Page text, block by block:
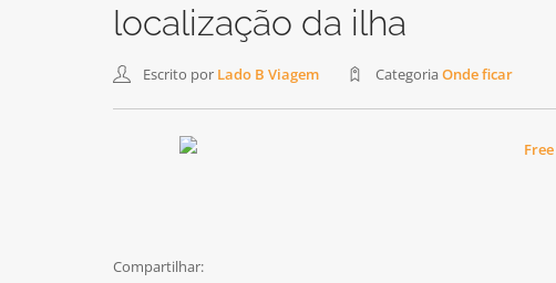
localização da ilha
Escrito por Lado B Viagem Categoria Onde ficar
Compartilhar: